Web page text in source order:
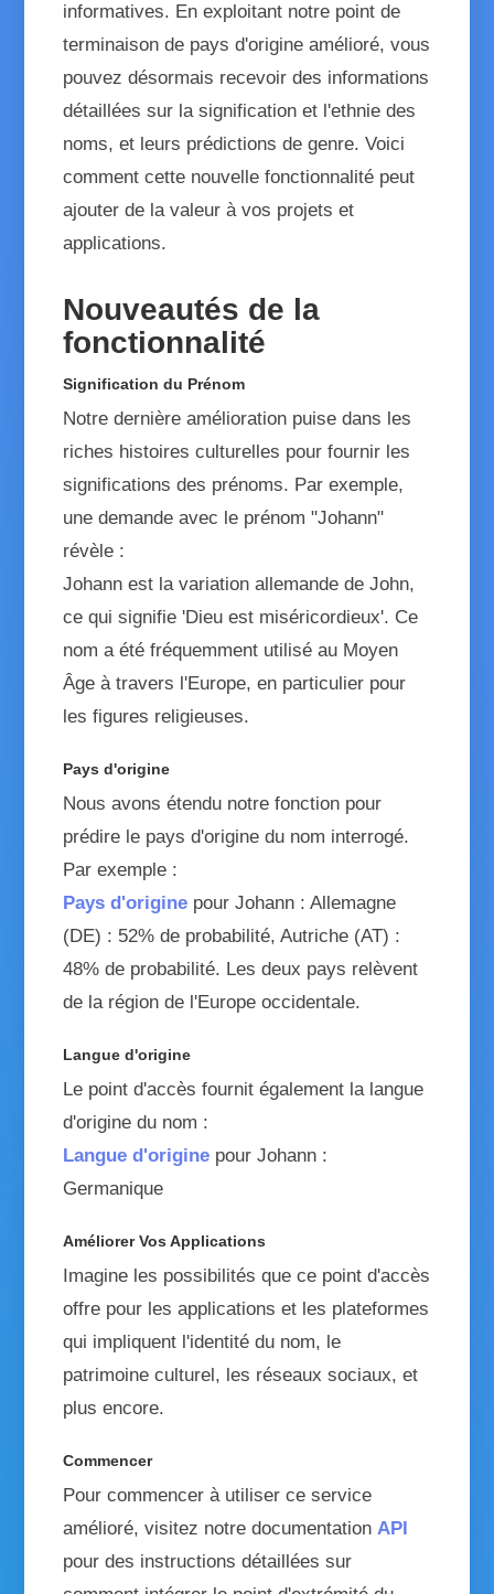
informatives. En exploitant notre point de
terminaison de pays d'origine amélioré, vous
pouvez désormais recevoir des informations
détaillées sur la signification et l'ethnie des
noms, et leurs prédictions de genre. Voici
comment cette nouvelle fonctionnalité peut
ajouter de la valeur à vos projets et
applications.
Nouveautés de la
fonctionnalité
Signification du Prénom
Notre dernière amélioration puise dans les
riches histoires culturelles pour fournir les
significations des prénoms. Par exemple,
une demande avec le prénom "Johann"
révèle :
Johann est la variation allemande de John,
ce qui signifie 'Dieu est miséricordieux'. Ce
nom a été fréquemment utilisé au Moyen
Âge à travers l'Europe, en particulier pour
les figures religieuses.
Pays d'origine
Nous avons étendu notre fonction pour
prédire le pays d'origine du nom interrogé.
Par exemple :
Pays d'origine pour Johann : Allemagne
(DE) : 52% de probabilité, Autriche (AT) :
48% de probabilité. Les deux pays relèvent
de la région de l'Europe occidentale.
Langue d'origine
Le point d'accès fournit également la langue
d'origine du nom :
Langue d'origine pour Johann :
Germanique
Améliorer Vos Applications
Imagine les possibilités que ce point d'accès
offre pour les applications et les plateformes
qui impliquent l'identité du nom, le
patrimoine culturel, les réseaux sociaux, et
plus encore.
Commencer
Pour commencer à utiliser ce service
amélioré, visitez notre documentationAPI
pour des instructions détaillées sur